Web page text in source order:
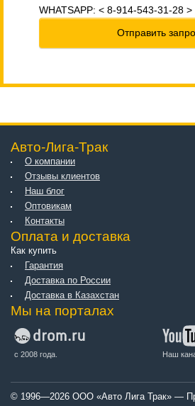
WHATSAPP: < 8-914-543-31-28 >
Отправить
Авто-Лига-Трак
О компании
Отзывы клиентов
Наш блог
Оптовикам
Контакты
Оплата и доставка
Как купить
Гарантия
Доставка по России
Доставка в Казахстан
Мы на порталах
с 2008 года. Наш
© 1996—2026 ООО «Авто Лига Трак» —